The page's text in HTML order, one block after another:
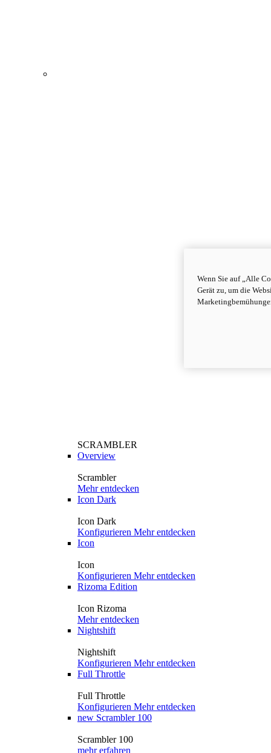
SCRAMBLER
Overview
Scrambler
Mehr entdecken
Icon Dark
Icon Dark
Konfigurieren Mehr entdecken
Icon
Icon
Konfigurieren Mehr entdecken
Rizoma Edition
Icon Rizoma
Mehr entdecken
Nightshift
Nightshift
Konfigurieren Mehr entdecken
Full Throttle
Full Throttle
Konfigurieren Mehr entdecken
new Scrambler 100
Scrambler 100
mehr erfahren
Wenn Sie auf „Alle
Gerät zu, um die